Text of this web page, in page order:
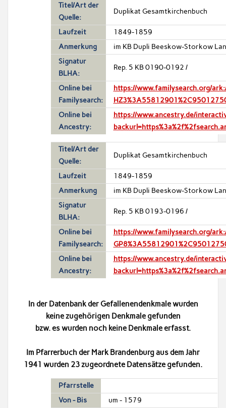
Titel/Art der
Quelle:
Duplikat Gesamtkirchenbuch
Laufzeit
1849-1859
Anmerkung
im KB Dupli Beeskow-Storkow
Signatur
BLHA:
Rep. 5 KB 0190-0192 /
Online bei
Familysearch:
https://www.familysearch.org/
Online bei
Ancestry:
https://www.ancestry.de/
Titel/Art der
Quelle:
Duplikat Gesamtkirchenbuch
Laufzeit
1849-1859
Anmerkung
im KB Dupli Beeskow-Storkow
Signatur
BLHA:
Rep. 5 KB 0193-0196 /
Online bei
Familysearch:
https://www.familysearch.org/
Online bei
Ancestry:
https://www.ancestry.de/
In der Datenbank der Gefallenendenkmale wurden
keine zugehörigen Denkmale gefunden
bzw. es wurden noch keine Denkmale erfasst.
Im Pfarrerbuch der Mark Brandenburg aus dem Jahr
1941 wurden 23 zugeordnete Datensätze gefunden.
Pfarrstelle
Von - Bis
um - 1579